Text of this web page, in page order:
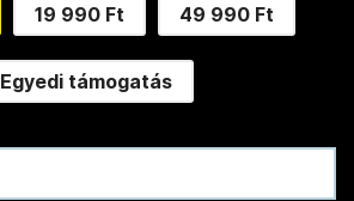
19 990 Ft 49 990 Ft
Egyedi támogatás